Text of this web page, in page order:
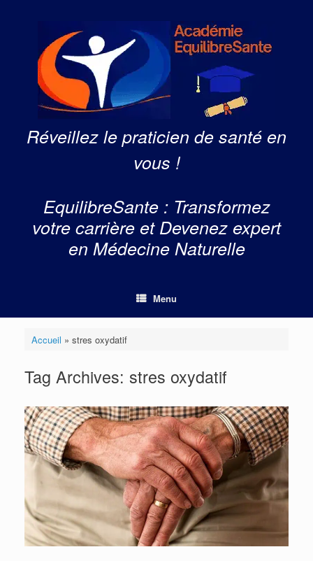
Réveillez le praticien de santé en
vous !
EquilibreSante : Transformez
votre carrière et Devenez expert
en Médecine Naturelle
Menu
Accueil » stres oxydatif
Tag Archives: stres oxydatif